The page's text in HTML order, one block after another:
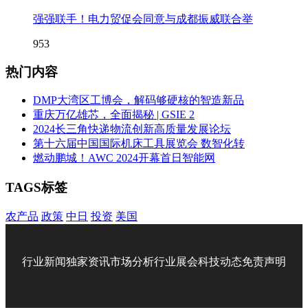
强强联手！电力贸促会同意与成都振威联合举
953
热门内容
DMP大湾区工博会，解码够硬核的智造新品
重庆万亿雄芯，全面揭秘 | GSIE 2
2024长三角快递物流创新高质量发展论坛
第十六届中国国际机床工具展览会 数智化转
燃动鹏城！AWC 2024开幕首日智能网
TAGS标签
农产品 政策 中日 投资 美国
行业新闻独家资讯市场分析行业展会科技动态免责声明